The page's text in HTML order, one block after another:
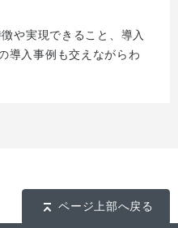
や実現できること、導入
導入事例も交えながらわ
ページ上部へ戻る